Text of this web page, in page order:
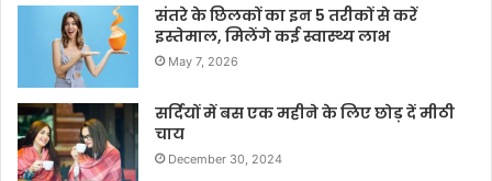
संतरे के छिलकों का इन 5 तरीकों से करें
इस्तेमाल, मिलेंगे कई स्वास्थ्य लाभ
May 7, 2026
सर्दियों में बस एक महीने के लिए छोड़ दें मीठी
चाय
December 30, 2024